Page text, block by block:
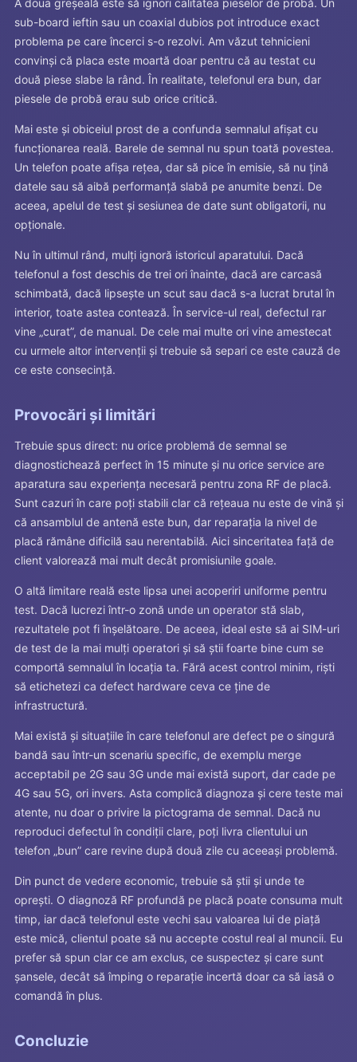
sub-board ieftin sau un coaxial dubios pot introduce exact
problema pe care încerci s-o rezolvi. Am văzut tehnicieni
convinși că placa este moartă doar pentru că au testat cu
două piese slabe la rând. În realitate, telefonul era bun, dar
piesele de probă erau sub orice critică.
Mai este și obiceiul prost de a confunda semnalul afișat cu
funcționarea reală. Barele de semnal nu spun toată povestea.
Un telefon poate afișa rețea, dar să pice în emisie, să nu țină
datele sau să aibă performanță slabă pe anumite benzi. De
aceea, apelul de test și sesiunea de date sunt obligatorii, nu
opționale.
Nu în ultimul rând, mulți ignoră istoricul aparatului. Dacă
telefonul a fost deschis de trei ori înainte, dacă are carcasă
schimbată, dacă lipsește un scut sau dacă s-a lucrat brutal în
interior, toate astea contează. În service-ul real, defectul rar
vine „curat”, de manual. De cele mai multe ori vine amestecat
cu urmele altor intervenții și trebuie să separi ce este cauză de
ce este consecință.
Provocări și limitări
Trebuie spus direct: nu orice problemă de semnal se
diagnostichează perfect în 15 minute și nu orice service are
aparatura sau experiența necesară pentru zona RF de placă.
Sunt cazuri în care poți stabili clar că rețeaua nu este de vină și
că ansamblul de antenă este bun, dar reparația la nivel de
placă rămâne dificilă sau nerentabilă. Aici sinceritatea față de
client valorează mai mult decât promisiunile goale.
O altă limitare reală este lipsa unei acoperiri uniforme pentru
test. Dacă lucrezi într-o zonă unde un operator stă slab,
rezultatele pot fi înșelătoare. De aceea, ideal este să ai SIM-uri
de test de la mai mulți operatori și să știi foarte bine cum se
comportă semnalul în locația ta. Fără acest control minim, riști
să etichetezi ca defect hardware ceva ce ține de
infrastructură.
Mai există și situațiile în care telefonul are defect pe o singură
bandă sau într-un scenariu specific, de exemplu merge
acceptabil pe 2G sau 3G unde mai există suport, dar cade pe
4G sau 5G, ori invers. Asta complică diagnoza și cere teste mai
atente, nu doar o privire la pictograma de semnal. Dacă nu
reproduci defectul în condiții clare, poți livra clientului un
telefon „bun” care revine după două zile cu aceeași problemă.
Din punct de vedere economic, trebuie să știi și unde te
oprești. O diagnoză RF profundă pe placă poate consuma mult
timp, iar dacă telefonul este vechi sau valoarea lui de piață
este mică, clientul poate să nu accepte costul real al muncii. Eu
prefer să spun clar ce am exclus, ce suspectez și care sunt
șansele, decât să împing o reparație incertă doar ca să iasă o
comandă în plus.
Concluzie